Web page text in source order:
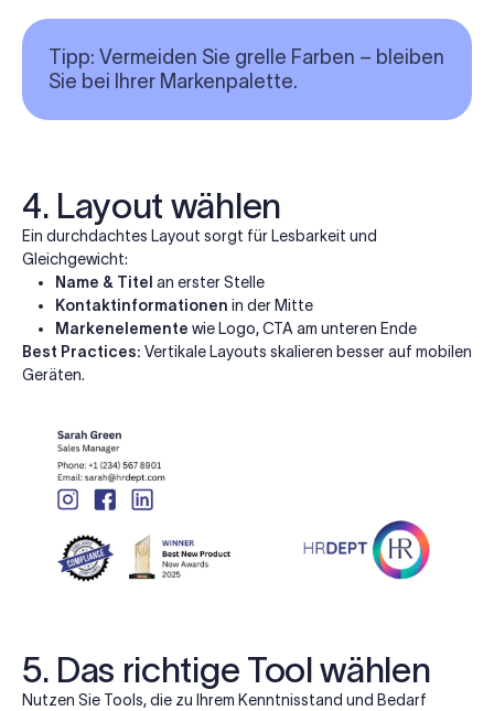
Tipp: Vermeiden Sie grelle Farben – bleiben
Sie bei Ihrer Markenpalette.
4. Layout wählen
Ein durchdachtes Layout sorgt für Lesbarkeit und
Gleichgewicht:
Name & Titel an erster Stelle
Kontaktinformationen in der Mitte
Markenelemente wie Logo, CTA am unteren Ende
Best Practices: Vertikale Layouts skalieren besser auf mobilen
Geräten.
5. Das richtige Tool wählen
Nutzen Sie Tools, die zu Ihrem Kenntnisstand und Bedarf